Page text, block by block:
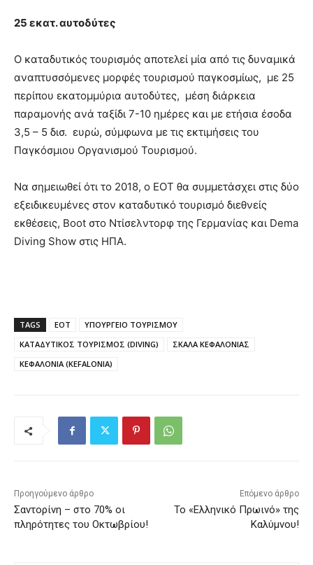
25 εκατ. αυτοδύτες
Ο καταδυτικός τουρισμός αποτελεί μία από τις δυναμικά
αναπτυσσόμενες μορφές τουρισμού παγκοσμίως, με 25
περίπου εκατομμύρια αυτοδύτες, μέση διάρκεια
παραμονής ανά ταξίδι 7-10 ημέρες και με ετήσια έσοδα
3,5 – 5 δισ. ευρώ, σύμφωνα με τις εκτιμήσεις του
Παγκόσμιου Οργανισμού Τουρισμού.
Να σημειωθεί ότι το 2018, ο ΕΟΤ θα συμμετάσχει στις δύο
εξειδικευμένες στον καταδυτικό τουρισμό διεθνείς
εκθέσεις, Boot στο Ντίσελντορφ της Γερμανίας και Dema
Diving Show στις ΗΠΑ.
TAGS ΕΟΤ
ΥΠΟΥΡΓΕΙΟ ΤΟΥΡΙΣΜΟΥ
ΚΑΤΑΔΥΤΙΚΟΣ ΤΟΥΡΙΣΜΟΣ (DIVING)
ΣΚΑΛΑ ΚΕΦΑΛΟΝΙΑΣ
ΚΕΦΑΛΟΝΙΑ (KEFALONIA)
Προηγούμενο άρθρο
Σαντορίνη – στο 70% οι
πληρότητες του Οκτωβρίου!
Επόμενο άρθρο
Το «Ελληνικό Πρωινό» της
Καλύμνου!